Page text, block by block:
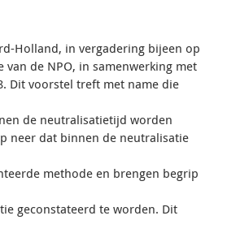
Holland, in vergadering bijeen op
de NPO, in samenwerking met
Dit voorstel treft met name die
de neutralisatietijd worden
neer dat binnen de neutralisatie
methode en brengen begrip
geconstateerd te worden. Dit